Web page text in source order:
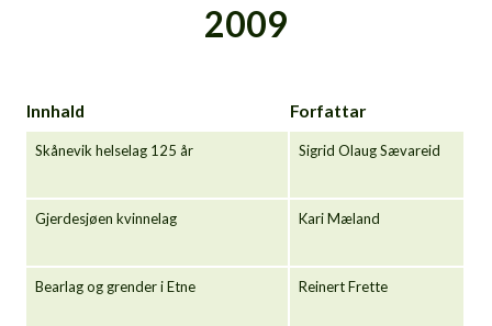
2009
Innhald Forfattar
Skånevik helselag 125 år
Gjerdesjøen kvinnelag
Bearlag og grender i Etne
Sigrid Olaug Sævareid
Kari Mæland
Reinert Frette